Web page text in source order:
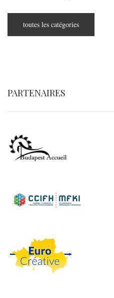
toutes les catégories
PARTENAIRES